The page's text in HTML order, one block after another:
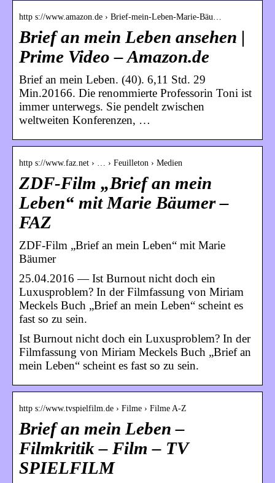
http s://www.amazon.de › Brief-mein-Leben-Marie-Bäu…
Brief an mein Leben ansehen |
Prime Video – Amazon.de
Brief an mein Leben. (40). 6,11 Std. 29
Min.20166. Die renommierte Professorin Toni ist
immer unterwegs. Sie pendelt zwischen
weltweiten Konferenzen, …
http s://www.faz.net › … › Feuilleton › Medien
ZDF-Film „Brief an mein
Leben“ mit Marie Bäumer –
FAZ
ZDF-Film „Brief an mein Leben“ mit Marie
Bäumer
25.04.2016 — Ist Burnout nicht doch ein
Luxusproblem? In der Filmfassung von Miriam
Meckels Buch „Brief an mein Leben“ scheint es
fast so zu sein.
Ist Burnout nicht doch ein Luxusproblem? In der
Filmfassung von Miriam Meckels Buch „Brief an
mein Leben“ scheint es fast so zu sein.
http s://www.tvspielfilm.de › Filme › Filme A-Z
Brief an mein Leben –
Filmkritik – Film – TV
SPIELFILM